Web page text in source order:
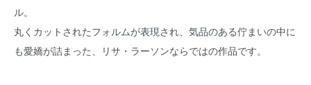
ル。
丸くカットされたフォルムが表現され、気品のある佇まいの中に
も愛嬌が詰まった、リサ・ラーソンならではの作品です。